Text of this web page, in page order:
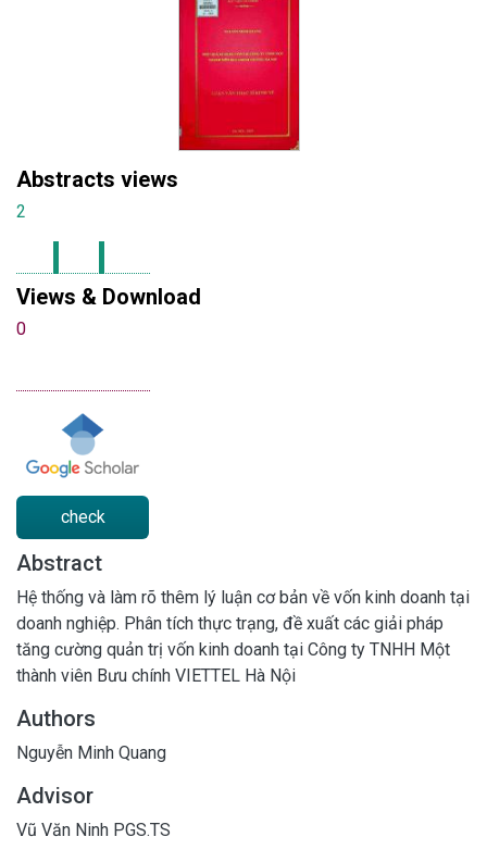
Abstracts views
2
Views & Download
0
check
Abstract
Hệ thống và làm rõ thêm lý luận cơ bản về vốn kinh doanh tại
doanh nghiệp. Phân tích thực trạng, đề xuất các giải pháp
tăng cường quản trị vốn kinh doanh tại Công ty TNHH Một
thành viên Bưu chính VIETTEL Hà Nội
Authors
Nguyễn Minh Quang
Advisor
Vũ Văn Ninh PGS.TS